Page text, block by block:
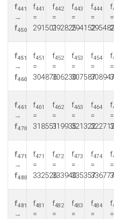
f441
→
f450
f441
=
291501
f442
=
292825
f443
=
294152
f444
=
f
=
f451
→
f460
f451
=
304876
f452
=
306230
f453
=
307587
f454
=
f
=
f461
→
f470
f461
=
318551
f462
=
319935
f463
=
321322
f464
=
f
=
f471
→
f480
f471
=
332526
f472
=
333940
f473
=
335357
f474
=
f
=
f481
→
f481
=
f482
=
f483
=
f484
=
f
=